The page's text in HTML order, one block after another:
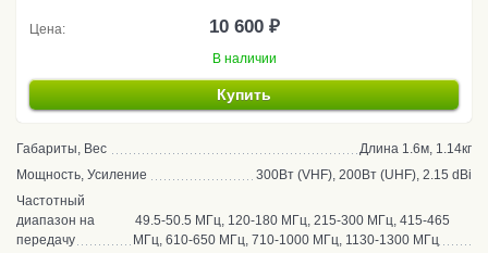
Цена: 10 600 ₽
В наличии
Купить
Габариты, Вес
Длина 1.6м, 1.14кг
Мощность, Усиление
300Вт (VHF), 200Вт (UHF), 2.15 dBi
Частотный
диапазон на
передачу
49.5-50.5 МГц, 120-180 МГц, 215-300 МГц, 415-465
МГц, 610-650 МГц, 710-1000 МГц, 1130-1300 МГц